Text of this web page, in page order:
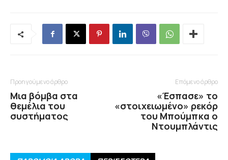
Προηγούμενο άρθρο
Μια βόμβα στα
θεμέλια του
συστήματος
Επόμενο άρθρο
«Έσπασε» το
«στοιχειωμένο» ρεκόρ
του Μπούμπκα ο
Ντουμπλάντις